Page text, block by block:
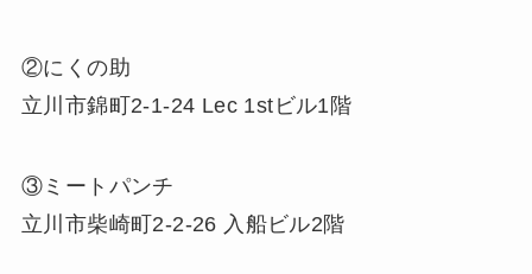
②にくの助
立川市錦町2-1-24 Lec 1stビル1階
③ミートパンチ
立川市柴崎町2-2-26 入船ビル2階